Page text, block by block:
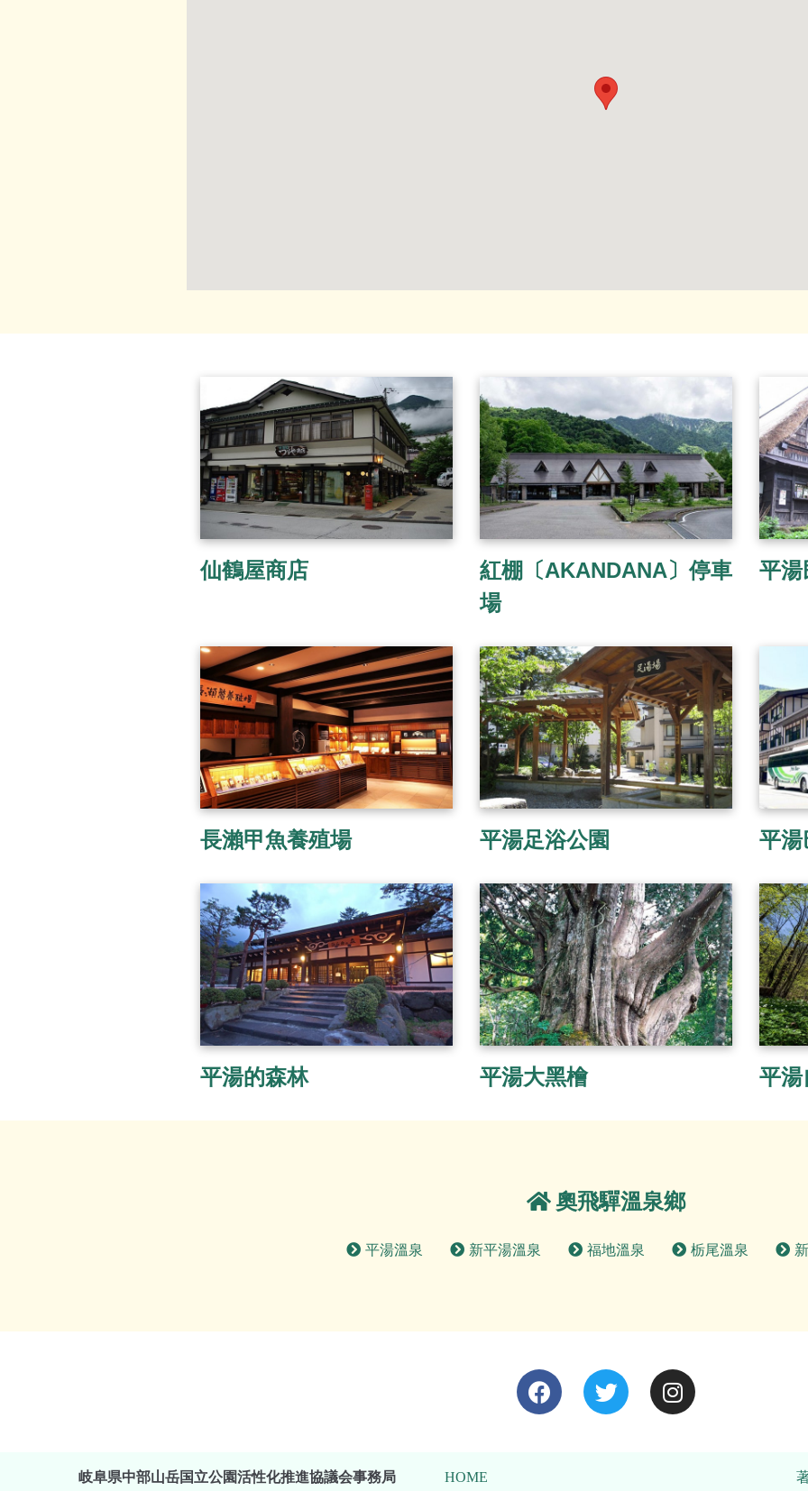
仙鶴屋商店
紅棚〔AKANDANA〕停車
場
平湯
長瀨甲魚養殖場 平湯足浴公園 平湯
平湯的森林 平湯大黑檜 平湯
奧飛驒溫泉鄉
平湯溫泉 新平湯溫泉 福地溫泉 栃尾溫泉
岐阜県中部山岳国立公園活性化推進協議会事務局 HOME